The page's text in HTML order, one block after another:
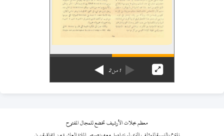
1من2
معظم مجلات الأرشيف تخضع للمجال المفتوح